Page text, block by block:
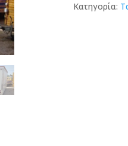
Κατηγορία: